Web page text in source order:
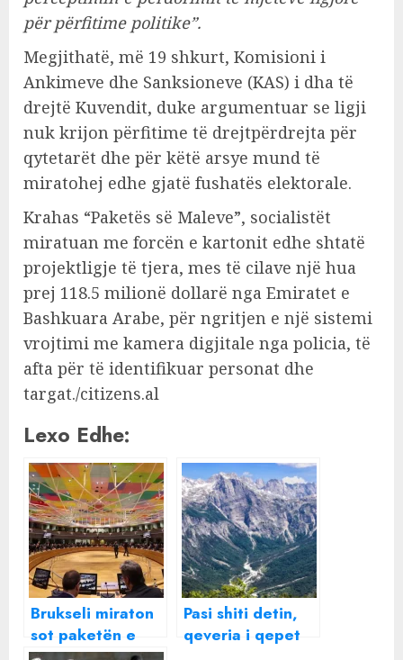
për përfitime politike”.
Megjithatë, më 19 shkurt, Komisioni i
Ankimeve dhe Sanksioneve (KAS) i dha të
drejtë Kuvendit, duke argumentuar se ligji
nuk krijon përfitime të drejtpërdrejta për
qytetarët dhe për këtë arsye mund të
miratohej edhe gjatë fushatës elektorale.
Krahas “Paketës së Maleve”, socialistët
miratuan me forcën e kartonit edhe shtatë
projektligje të tjera, mes të cilave një hua
prej 118.5 milionë dollarë nga Emiratet e
Bashkuara Arabe, për ngritjen e një sistemi
vrojtimi me kamera digjitale nga policia, të
afta për të identifikuar personat dhe
targat./citizens.al
Lexo Edhe:
Brukseli miraton
sot paketën e
Pasi shiti detin,
qeveria i qepet